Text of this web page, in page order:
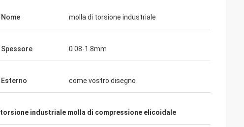
Nome molla di torsione industriale
Spessore 0.08-1.8mm
Esterno come vostro disegno
torsione industriale molla di compressione elicoidale